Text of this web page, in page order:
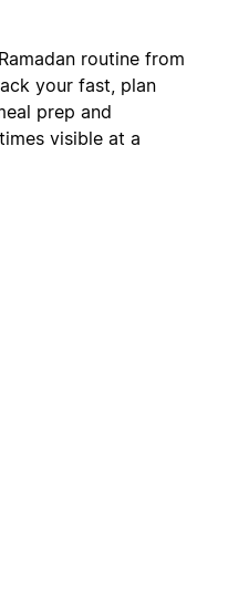
routine from
your fast, plan
prep and
visible at a